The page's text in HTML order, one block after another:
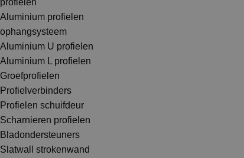
profielen
Aluminium profielen
ophangsysteem
Aluminium U profielen
Aluminium L profielen
Groefprofielen
Profielverbinders
Profielen schuifdeur
Scharnieren profielen
Bladondersteuners
Slatwall strokenwand